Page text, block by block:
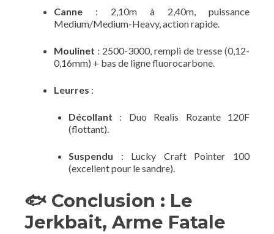
Canne : 2,10m à 2,40m, puissance
Medium/Medium-Heavy, action rapide.
Moulinet : 2500-3000, rempli de tresse (0,12-
0,16mm) + bas de ligne fluorocarbone.
Leurres :
Décollant : Duo Realis Rozante 120F
(flottant).
Suspendu : Lucky Craft Pointer 100
(excellent pour le sandre).
🐟 Conclusion : Le
Jerkbait, Arme Fatale